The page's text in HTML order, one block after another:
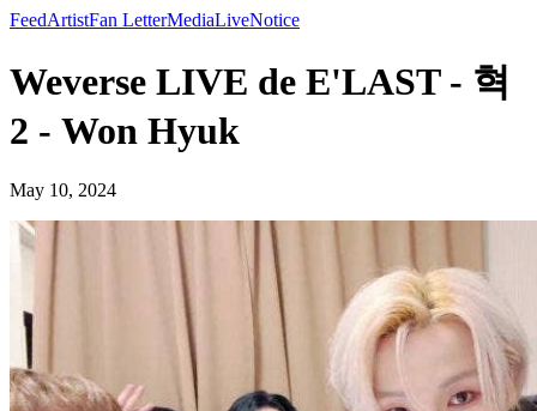
FeedArtistFan LetterMediaLiveNotice
Weverse LIVE de E'LAST - 혁
2 - Won Hyuk
May 10, 2024